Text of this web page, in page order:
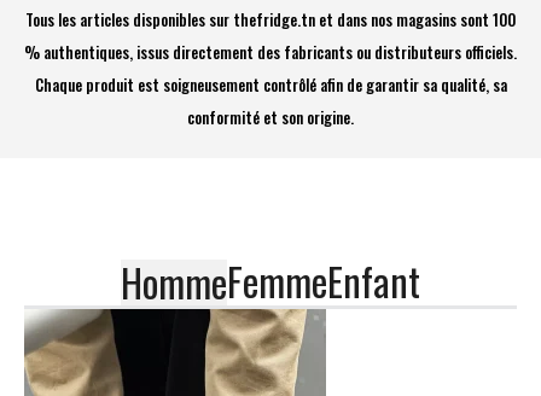
Tous les articles disponibles sur thefridge.tn et dans nos magasins sont 100
% authentiques, issus directement des fabricants ou distributeurs officiels.
Chaque produit est soigneusement contrôlé afin de garantir sa qualité, sa
conformité et son origine.
HommeFemmeEnfant